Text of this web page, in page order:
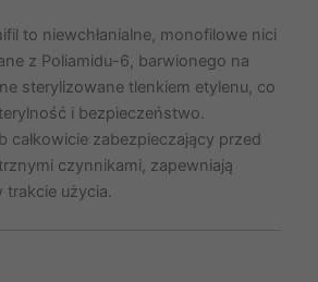
to niewchłanialne, monofilowe nici
z Poliamidu-6, barwionego na
sterylizowane tlenkiem etylenu, co
i bezpieczeństwo.
całkowicie zabezpieczający przed
czynnikami, zapewniają
trakcie użycia.